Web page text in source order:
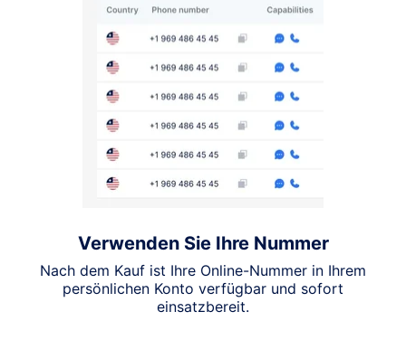
Verwenden Sie Ihre Nummer
Nach dem Kauf ist Ihre Online-Nummer in Ihrem
persönlichen Konto verfügbar und sofort
einsatzbereit.